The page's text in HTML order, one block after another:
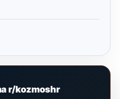
r/kozmoshr